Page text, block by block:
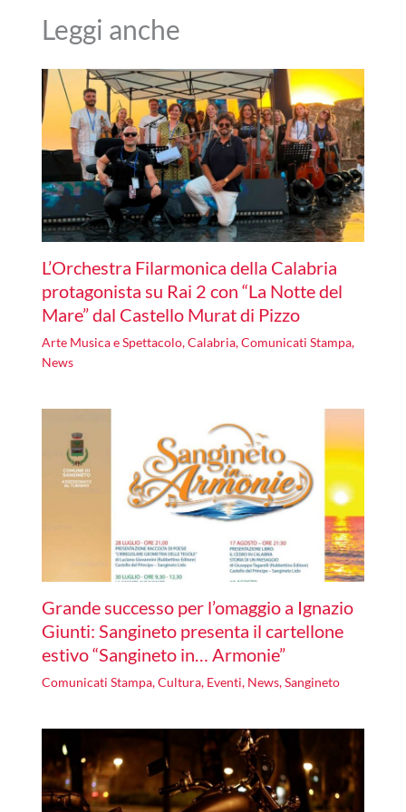
Leggi anche
L’Orchestra Filarmonica della Calabria
protagonista su Rai 2 con “La Notte del
Mare” dal Castello Murat di Pizzo
Arte Musica e Spettacolo,Calabria,Comunicati Stampa,
News
Grande successo per l’omaggio a Ignazio
Giunti: Sangineto presenta il cartellone
estivo “Sangineto in… Armonie”
Comunicati Stampa,Cultura, Eventi, News,Sangineto